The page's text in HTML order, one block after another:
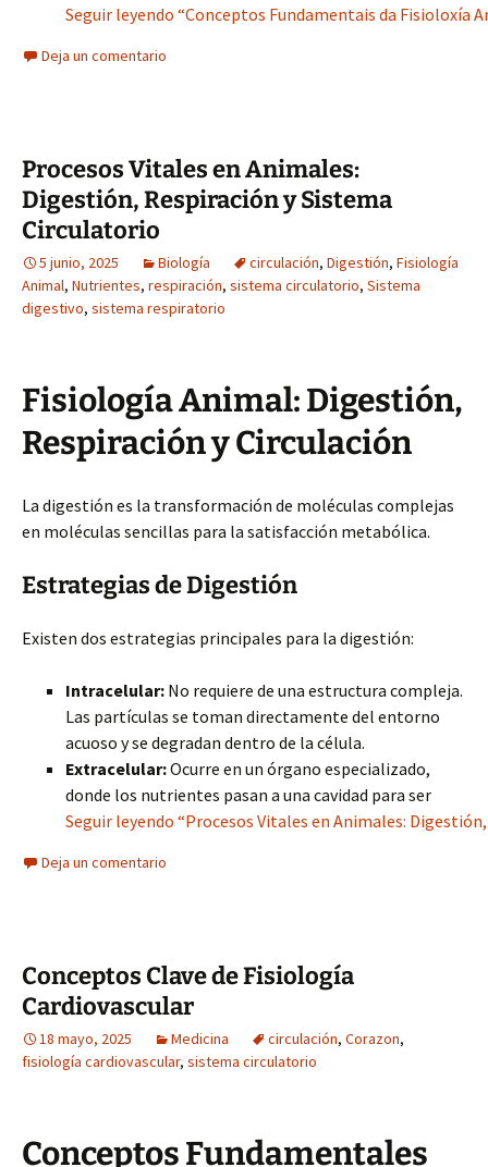
Seguir leyendo “Conceptos Fundamentais da Fisioloxía
Deja un comentario
Procesos Vitales en Animales:
Digestión, Respiración y Sistema
Circulatorio
5 junio, 2025 Biología circulación, Digestión, Fisiología
Animal, Nutrientes, respiración, sistema circulatorio, Sistema
digestivo, sistema respiratorio
Fisiología Animal: Digestión,
Respiración y Circulación
La digestión es la transformación de moléculas complejas
en moléculas sencillas para la satisfacción metabólica.
Estrategias de Digestión
Existen dos estrategias principales para la digestión:
Intracelular: No requiere de una estructura compleja.
Las partículas se toman directamente del entorno
acuoso y se degradan dentro de la célula.
Extracelular:Ocurre en un órgano especializado,
donde los nutrientes pasan a una cavidad para ser
Seguir leyendo “Procesos Vitales en Animales:
Deja un comentario
Conceptos Clave de Fisiología
Cardiovascular
18 mayo, 2025 Medicina circulación, Corazon,
fisiología cardiovascular, sistema circulatorio
Conceptos Fundamentales